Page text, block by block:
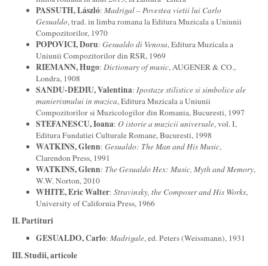
PASSUTH, László: Madrigal – Povestea vietii lui Carlo
Gesualdo, trad. in limba romana la Editura Muzicala a Uniunii
Compozitorilor, 1970
POPOVICI, Doru: Gesualdo di Venosa, Editura Muzicala a
Uniunii Compozitorilor din RSR, 1969
RIEMANN, Hugo: Dictionary of music, AUGENER & CO.,
Londra, 1908
SANDU-DEDIU, Valentina: Ipostaze stilistice si simbolice ale
manierismului in muzica, Editura Muzicala a Uniunii
Compozitorilor si Muzicologilor din Romania, Bucuresti, 1997
STEFANESCU, Ioana: O istorie a muzicii universale, vol. I,
Editura Fundatiei Culturale Romane, Bucuresti, 1998
WATKINS, Glenn: Gesualdo: The Man and His Music,
Clarendon Press, 1991
WATKINS, Glenn: The Gesualdo Hex: Music, Myth and Memory,
W.W. Norton, 2010
WHITE, Eric Walter: Stravinsky, the Composer and His Works,
University of California Press, 1966
II. Partituri
GESUALDO, Carlo: Madrigale, ed. Peters (Weissmann), 1931
III. Studii, articole